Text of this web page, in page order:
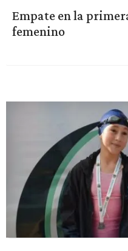
Empate en la
femenino